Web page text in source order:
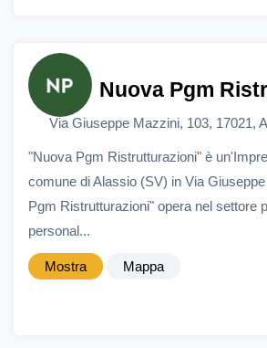
Nuova Pgm
Via Giuseppe Mazzini, 103, 17021,
"Nuova Pgm Ristrutturazioni" è
comune di Alassio (SV) in Via
Pgm Ristrutturazioni" opera nel settore
personal...
Mostra Mappa